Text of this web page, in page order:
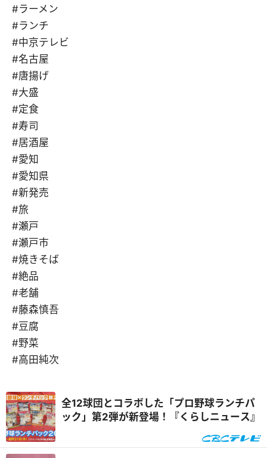
#ラーメン
#ランチ
#中京テレビ
#名古屋
#唐揚げ
#大盛
#定食
#寿司
#居酒屋
#愛知
#愛知県
#新発売
#旅
#瀬戸
#瀬戸市
#焼きそば
#絶品
#老舗
#藤森慎吾
#豆腐
#野菜
#高田純次
全12球団とコラボした「プロ野球ランチパ
ック」第2弾が新登場！『くらしニュース』